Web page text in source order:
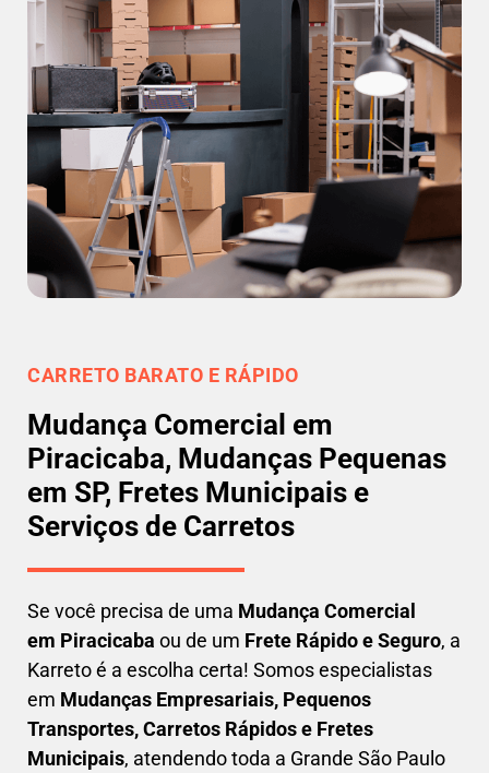
CARRETO BARATO E RÁPIDO
Mudança Comercial em
Piracicaba, Mudanças Pequenas
em SP, Fretes Municipais e
Serviços de Carretos
Se você precisa de uma Mudança Comercial
em Piracicaba ou de um Frete Rápido e Seguro, a
Karreto é a escolha certa! Somos especialistas
em Mudanças Empresariais, Pequenos
Transportes, Carretos Rápidos e Fretes
Municipais, atendendo toda a Grande São Paulo